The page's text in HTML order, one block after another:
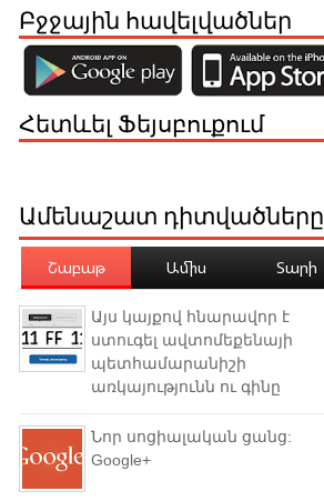
Բջջային հավելվածներ
Հետևել Ֆեյսբուքում
Ամենաշատ դիտվածները
Շաբաթ Ամիս Տարի
Այս կայքով հնարավոր է
ստուգել ավտոմեքենայի
պետհամարանիշի
առկայությունն ու գինը
Նոր սոցիալական ցանց:
Google+